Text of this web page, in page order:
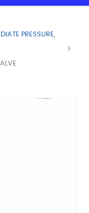
PRESSURE,